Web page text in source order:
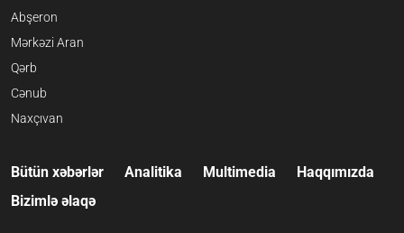
Abşeron
Mərkəzi Aran
Qərb
Cənub
Naxçıvan
Bütün xəbərlər Analitika Multimedia
Haqqımızda
Bizimlə əlaqə